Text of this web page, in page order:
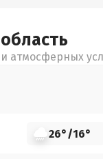
область
атмосферных
26°/16°